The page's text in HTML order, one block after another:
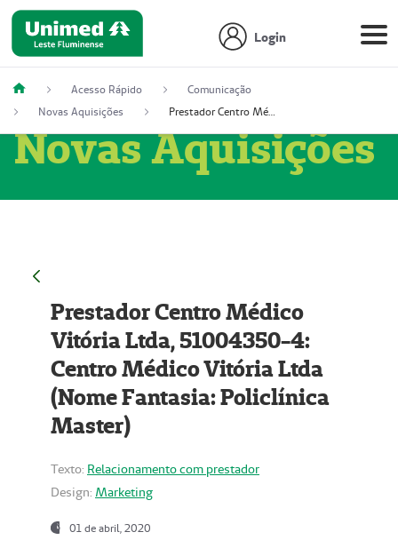
Login
Acesso Rápido
Comunicação
Novas Aquisições
Prestador Centro Médico Vitória Ltda, 51004350-4: Centro Médico Vitória Ltda (Nome Fantasia: Policlínica Master)
Novas Aquisições
Prestador Centro Médico
Vitória Ltda, 51004350-4:
Centro Médico Vitória Ltda
(Nome Fantasia: Policlínica
Master)
Texto: Relacionamento com prestador
Design: Marketing
01 de abril, 2020